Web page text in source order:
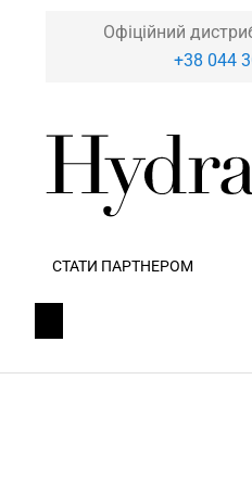
Офіційний
+38 044
СТАТИ ПАРТНЕРОМ